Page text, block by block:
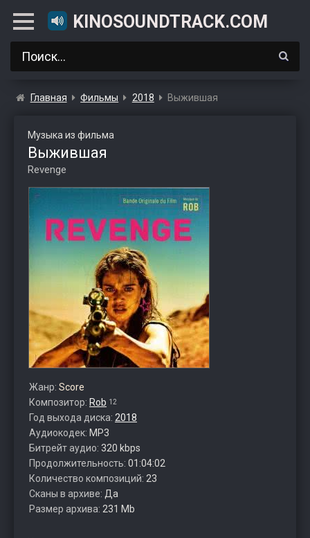
KINOSOUNDTRACK.COM
Главная Фильмы 2018 Выжившая
Музыка из фильма
Выжившая
Revenge
Жанр: Score
Композитор: Rob 12
Год выхода диска: 2018
Аудиокодек: MP3
Битрейт аудио: 320 kbps
Продолжительность: 01:04:02
Количество композиций: 23
Сканы в архиве: Да
Размер архива: 231 Mb